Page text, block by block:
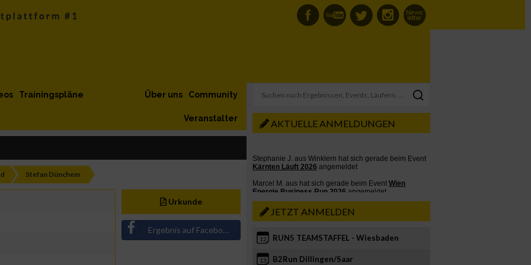
Trainingspläne Community
Über uns
Veranstalter
Stefan Dünchem
Urkunde
Ergebnis auf Facebook teilen
AKTUELLE ANMELDUNGEN
JETZT ANMELDEN
12 RUN5 TEAMSTAFFEL - Wiesbaden
13 B2Run Dillingen/Saar